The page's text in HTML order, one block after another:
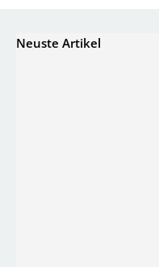
Neuste Artikel